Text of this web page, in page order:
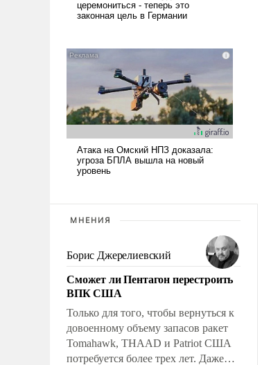
МНЕНИЯ
Борис Джерелиевский
Сможет ли Пентагон перестроить
ВПК США
Только для того, чтобы вернуться к
довоенному объему запасов ракет
Tomahawk, THAAD и Patriot США
потребуется более трех лет. Даже